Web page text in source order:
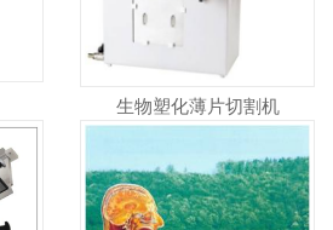
生物塑化薄片切割机